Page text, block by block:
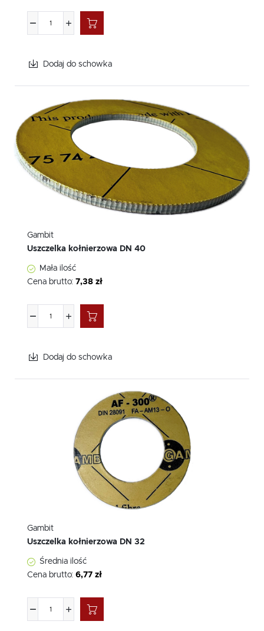
Dodaj do schowka
Gambit
Uszczelka kołnierzowa DN 40
Mała ilość
Cena brutto: 7,38 zł
Dodaj do schowka
Gambit
Uszczelka kołnierzowa DN 32
Średnia ilość
Cena brutto: 6,77 zł